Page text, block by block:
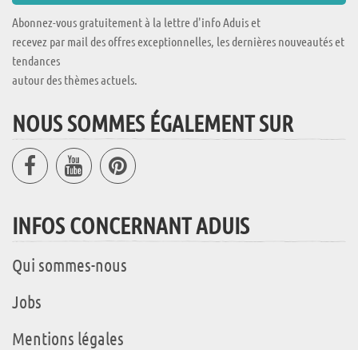
Abonnez-vous gratuitement à la lettre d'info Aduis et
recevez par mail des offres exceptionnelles, les dernières nouveautés et
tendances
autour des thèmes actuels.
NOUS SOMMES ÉGALEMENT SUR
INFOS CONCERNANT ADUIS
Qui sommes-nous
Jobs
Mentions légales